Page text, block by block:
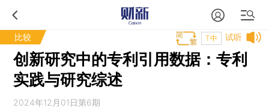
比较 试听
T中
创新研究中的专利引用数据：专利
实践与研究综述
2024年12月01日第6期